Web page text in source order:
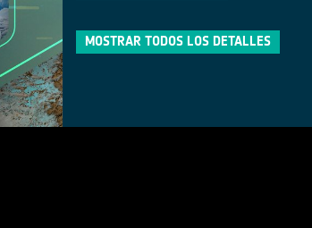
MOSTRAR TODOS LOS DETALLES